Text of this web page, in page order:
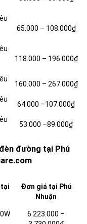
65.000 – 108.000₫
118.000 – 196.000₫
160.000 – 267.000₫
64.000 –107.000₫
53.000 –89.000₫
đường tại Phú
Đơn giá tại Phú
Nhuận
6.223.000 –